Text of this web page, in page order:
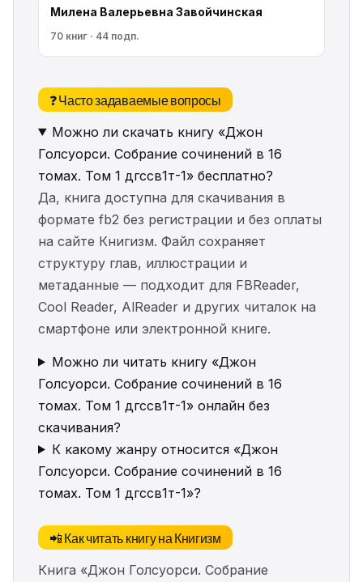
Милена Валерьевна Завойчинская
70 книг · 44 подп.
❓ Часто задаваемые вопросы
Можно ли скачать книгу «Джон
Голсуорси. Собрание сочинений в 16
томах. Том 1 дгссв1т-1» бесплатно?
Да, книга доступна для скачивания в
формате fb2 без регистрации и без оплаты
на сайте Книгизм. Файл сохраняет
структуру глав, иллюстрации и
метаданные — подходит для FBReader,
Cool Reader, AlReader и других читалок на
смартфоне или электронной книге.
Можно ли читать книгу «Джон
Голсуорси. Собрание сочинений в 16
томах. Том 1 дгссв1т-1» онлайн без
скачивания?
К какому жанру относится «Джон
Голсуорси. Собрание сочинений в 16
томах. Том 1 дгссв1т-1»?
📲 Как читать книгу на Книгизм
Книга «Джон Голсуорси. Собрание